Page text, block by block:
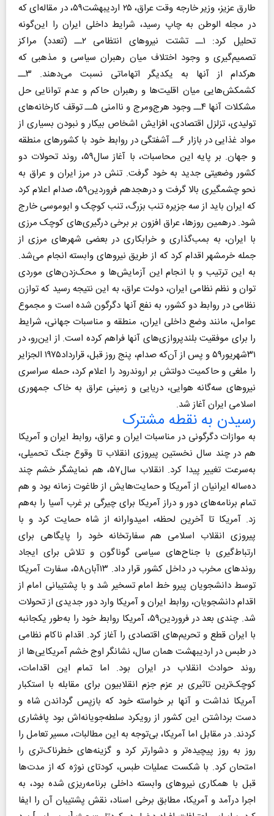
طارق عزیز، وزیر خارجه وقت عراق، ۲۵ اردیبهشت۵۹، در مقاله‌ای که
در مجله الوطن به چاپ رسید، شرایط داخلی ایران را این‌گونه
تحلیل کرد: ۱ــ تشتت نیروهای انتظامی ۲ــ (تعدد) مراکز
تصمیم‌گیری و وجود اختلاف میان رهبران سیاسی و مذهبی که
هر‌کدام از آنها به یکدیگر اتهاماتی نسبت می‌دهند. ۳ــ
کشمکش‌هایی میان اقلیت‌ها و رهبران حاکم و عدم توانایی حل
مشکلات آنها ۴ــ وجود هرج‌و‌مرج و ناامنی ۵ــ توقف کارخانه‌های
تولیدی، تزلزل اقتصادی، افزایش اشخاص بیکار و نبودن بسیاری از
مواد غذایی در بازار ۶ــ آشفتگی در روابط خود با کشورهای منطقه
و جهان. بر پایه‌ این محاسبات، با آغاز سال۵۹، روند تحولات دو
کشور وضعیتی جدید به خود گرفت. تنش در مرز ایران و عراق به
نحو چشمگیری بالا گرفت و درهجدهم فروردین۵۹، صدام اعلام کرد
که ایران باید از سه جزیره تنب بزرگ، تنب کوچک و ابوموسی خارج
شود. درهمین روزها، عراق افزون بر برخی درگیری‌های کوچک مرزی
با ایران، به بمب‌گذاری و خرابکاری در بعضی شهرهای مرزی از
جمله خرمشهر اقدام کرد که از طریق نیروهای وابسته انجام می‌شد.
به این ترتیب و با انجام این آزمایش‌ها و محک‌زدن‌های موردی
توان و نظم نظامی ایران، دولت عراق، به این نتیجه رسید که توازن
نظامی در روابط دو کشور، به نفع آنها دگرگون شده است و مجموع
عوامل، مانند وضع داخلی ایران، منطقه و مناسبات جهانی، شرایط
را برای موفقیت بلندپروازی‌های آنها فراهم کرده است. از این‌رو، در
۳۱شهریور۵۹ و پس از آن‌که صدام، پنج روز قبل، قرارداد۱۹۷۵ الجزایر
را ملغی و حاکمیت دولتش بر اروندرود را اعلام کرد، حمله‌ سراسری
نیروهای سه‌گانه هوایی، دریایی و زمینی عراق به خاک جمهوری
اسلامی ایران آغاز شد.
رسیدن به نقطه‌ مشترک
به موازات دگرگونی در مناسبات ایران و عراق، روابط ایران و آمریکا
هم در چند سال نخستین پیروزی انقلاب تا وقوع جنگ تحمیلی،
به‌سرعت تغییر پیدا کرد. انقلاب سال۵۷، هم نمایشگر خشم چند
ده‌ساله‌ ایرانیان از آمریکا و حمایت‌هایش از طاغوت زمانه بود و هم
تمام برنامه‌های دور و دراز آمریکا برای چیرگی بر غرب آسیا را به‌هم
زد. آمریکا تا آخرین لحظه، امیدوارانه از شاه حمایت کرد و با
پیروزی انقلاب اسلامی هم سفارتخانه‌ خود را پایگاهی برای
ارتباط‌گیری با جناح‌های سیاسی گوناگون و تلاش برای ایجاد
روندهای مخرب در داخل کشور قرار داد. ۱۳آبان۵۸، سفارت آمریکا
توسط دانشجویان پیرو خط امام تسخیر شد و با پشتیبانی امام از
اقدام دانشجویان، روابط ایران و آمریکا وارد دور جدیدی از تحولات
شد. چندی بعد در فروردین۵۹، آمریکا روابط خود را به‌طور یکجانبه
با ایران قطع و تحریم‌های اقتصادی را آغاز کرد. اقدام ناکام نظامی
در طبس در اردیبهشت همان سال، نشانگر اوج خشم آمریکایی‌ها از
روند حوادث انقلاب در ایران بود. اما تمام این اقدامات،
کوچک‌ترین تاثیری بر عزم جزم انقلابیون برای مقابله با استکبار
آمریکا نداشت و آنها بر خواسته‌ خود که بازپس گرداندن شاه و
دست برداشتن این کشور از رویکرد سلطه‌جویانه‌اش بود پافشاری
کردند. در مقابل اما آمریکا، بی‌توجه به این مطالبات، مسیر تعامل را
روز به روز پیچیده‌تر و دشوارتر کرد و گزینه‌های خطرناک‌تری را
امتحان کرد. با شکست عملیات طبس، کودتای نوژه که از مدت‌ها
قبل با همکاری نیروهای وابسته‌ داخلی برنامه‌ریزی شده بود، به
اجرا درآمد و آمریکا، مطابق برخی اسناد، نقش پشتیبان آن را ایفا